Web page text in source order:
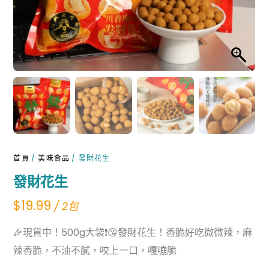
首頁 /美味食品 / 發財花生
發財花生
$19.99 / 2包
🎉現貨中！500g大袋❗️😘發財花生！香脆好吃微微辣，麻
辣香脆，不油不膩，咬上一口，嘎嘣脆